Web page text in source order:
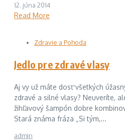
12. júna 2014
Read More
Zdravie a Pohoda
Jedlo pre zdravé vlasy
Aj vy už máte dosť všetkých
zdravé a silné vlasy? Neuveríte,
žihľavový šampón dobre
Stará známa fráza „Si tým,...
admin